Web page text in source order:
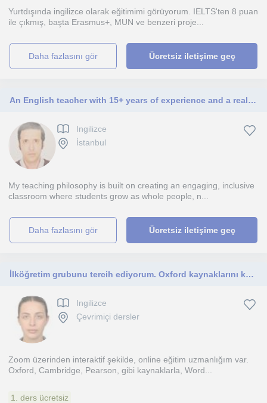
Yurtdışında ingilizce olarak eğitimimi görüyorum. IELTS'ten 8 puan
ile çıkmış, başta Erasmus+, MUN ve benzeri proje...
daha fazlasını gör Ücretsiz iletişime geç
An English teacher with 15+ years of experience and a real love for the language. CELTA-certified, with a Master's in Education
Ingilizce
İstanbul
My teaching philosophy is built on creating an engaging, inclusive
classroom where students grow as whole people, n...
daha fazlasını gör Ücretsiz iletişime geç
İlköğretim grubunu tercih ediyorum. Oxford kaynaklarını kullanıyorum. Zoom üzerinden interaktif dersler veriyorum
Ingilizce
Çevrimiçi dersler
Zoom üzerinden interaktif şekilde, online eğitim uzmanlığım var.
Oxford, Cambridge, Pearson, gibi kaynaklarla, Word...
1. ders ücretsiz